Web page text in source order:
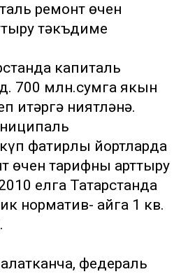
ремонт өчен
тәкъдиме
капиталь
700 млн.сумга якын
итәргә ниятләнә.
фатирлы йортларда
өчен тарифны арттыру
елга Татарстанда
норматив- айга 1 кв.
федераль